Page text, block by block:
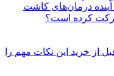
آینده درمان‌های کاشت
کرده است؟
خرید محصولات نود 32؛ قبل از خرید این نکات مهم را